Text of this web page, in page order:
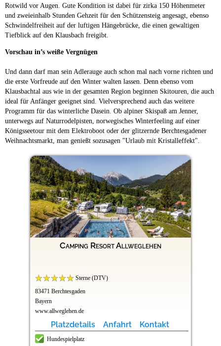
Rotwild vor Augen. Gute Kondition ist dabei für zirka 150 Höhenmeter
und zweieinhalb Stunden Gehzeit für den Schützensteig angesagt, ebenso
Schwindelfreiheit auf der luftigen Hängebrücke, die einen gewaltigen
Tiefblick auf den Klausbach freigibt.
Vorschau in’s weiße Vergnügen
Und dann darf man sein Adlerauge auch schon mal nach vorne richten und
die erste Vorfreude auf den Winter walten lassen. Denn ebenso vom
Klausbachtal aus wie in der gesamten Region beginnen Skitouren, die auch
ideal für Anfänger geeignet sind. Vielversprechend auch das weitere
Programm für das winterliche Dasein. Ob alpiner Skispaß am Jenner,
unterwegs auf Naturrodelpisten, norwegisches Winterfeeling auf einer
Königsseetour mit dem Elektroboot oder der glitzernde Berchtesgadener
Weihnachtsmarkt, man genießt sozusagen "Urlaub mit Kristalleffekt".
Camping Resort Allweglehen
Sterne (DTV)
83471 Berchtesgaden
Bayern
www.allweglehen.de
Platzdetails Anfahrt Kontakt
Hundespielplatz